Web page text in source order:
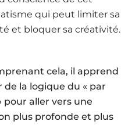
qui peut limiter sa
et bloquer sa créativité.
cela, il apprend
de la logique du « par
aller vers une
plus profonde et plus